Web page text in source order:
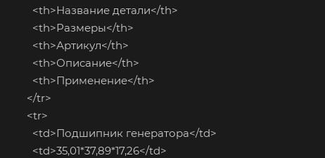
<th>Название детали</th>
<th>Размеры</th>
<th>Артикул</th>
<th>Описание</th>
<th>Применение</th>
</tr>
<tr>
<td>Подшипник генератора</td>
<td>35,01*37,89*17,26</td>